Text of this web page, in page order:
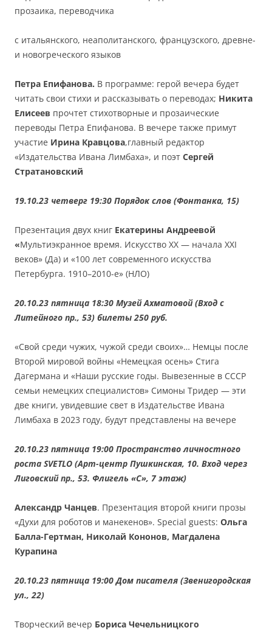
прозаика, переводчика
с итальянского, неаполитанского, французского, древне-
и новогреческого языков
Петра Епифанова. В программе: герой вечера будет
читать свои стихи и рассказывать о переводах; Никита
Елисеев прочтет стихотворные и прозаические
переводы Петра Епифанова. В вечере также примут
участие Ирина Кравцова,главный редактор
«Издательства Ивана Лимбаха», и поэт Сергей
Стратановский
19.10.23 четверг 19:30 Порядок слов (Фонтанка, 15)
Презентация двух книг Екатерины Андреевой
«Мультиэкранное время. Искусство XX — начала XXI
веков» (Да) и «100 лет современного искусства
Петербурга. 1910–2010-е» (НЛО)
20.10.23 пятница 18:30 Музей Ахматовой (Вход с
Литейного пр., 53) билеты 250 руб.
«Свой среди чужих, чужой среди своих»… Немцы после
Второй мировой войны «Немецкая осень» Стига
Дагермана и «Наши русские годы. Вывезенные в СССР
семьи немецких специалистов» Симоны Тридер — эти
две книги, увидевшие свет в Издательстве Ивана
Лимбаха в 2023 году, будут представлены на вечере
20.10.23 пятница 19:00 Пространство личностного
роста SVETLO (Арт-центр Пушкинская, 10. Вход через
Лиговский пр., 53. Флигель «С», 7 этаж)
Александр Чанцев. Презентация второй книги прозы
«Духи для роботов и манекенов». Special guests: Ольга
Балла-Гертман, Николай Кононов, Магдалена
Курапина
20.10.23 пятница 19:00 Дом писателя (Звенигородская
ул., 22)
Творческий вечер Бориса Чечельницкого